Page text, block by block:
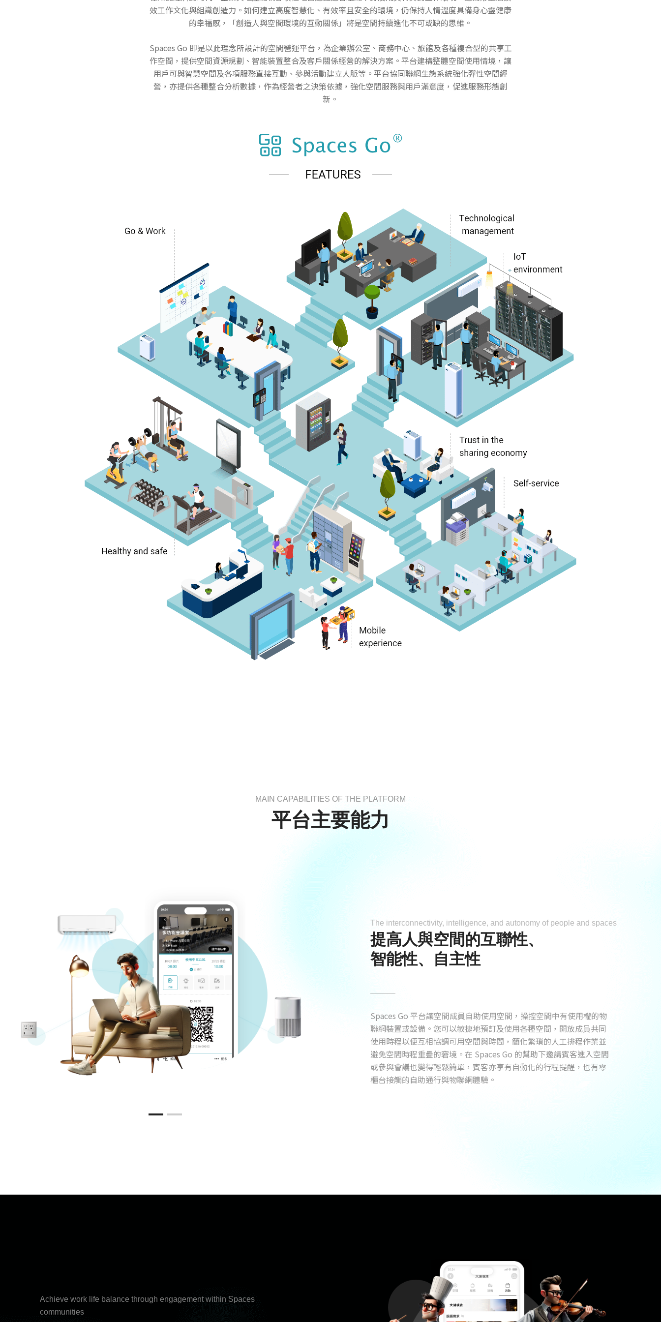
效工作文化與組識創造力。如何建立高度智慧化、有效率且安全的環境，仍保持人情溫度具備身心靈健康
的幸福感，「創造人與空間環境的互動關係」將是空間持續進化不可或缺的思維。
Spaces Go 即是以此理念所設計的空間營運平台，為企業辦公室、商務中心、旅館及各種複合型的共享工
作空間，提供空間資源規劃、智能裝置整合及客戶關係經營的解決方案。平台建構整體空間使用情境，讓
用戶可與智慧空間及各項服務直接互動、參與活動建立人脈等。平台協同聯網生態系統強化彈性空間經
營，亦提供各種整合分析數據，作為經營者之決策依據，強化空間服務與用戶滿意度，促進服務形態創
新。
MAIN CAPABILITIES OF THE PLATFORM
平台主要能力
The interconnectivity, intelligence, and autonomy of people and spaces
提高人與空間的互聯性、
智能性、自主性
Spaces Go 平台讓空間成員自助使用空間，操控空間中有使用權的物
聯網裝置或設備。您可以敏捷地預訂及使用各種空間，開放成員共同
使用時程以便互相協調可用空間與時間，簡化繁瑣的人工排程作業並
避免空間時程重疊的窘境。在 Spaces Go 的幫助下邀請賓客進入空間
或參與會議也變得輕鬆簡單，賓客亦享有自動化的行程提醒，也有零
櫃台接觸的自助通行與物聯網體驗。
Achieve work life balance through engagement within Spaces
communities